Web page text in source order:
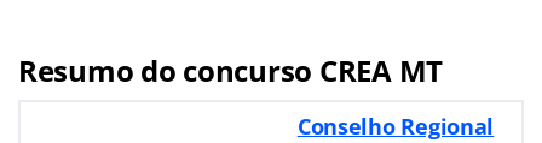
Resumo do concurso CREA MT
Conselho Regional